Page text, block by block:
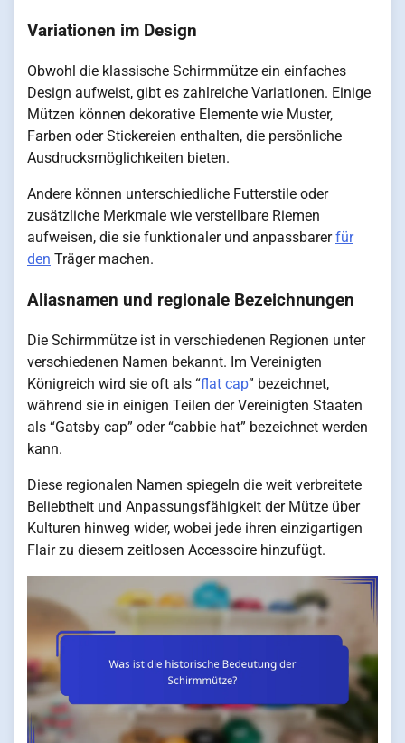
Variationen im Design
Obwohl die klassische Schirmmütze ein einfaches
Design aufweist, gibt es zahlreiche Variationen. Einige
Mützen können dekorative Elemente wie Muster,
Farben oder Stickereien enthalten, die persönliche
Ausdrucksmöglichkeiten bieten.
Andere können unterschiedliche Futterstile oder
zusätzliche Merkmale wie verstellbare Riemen
aufweisen, die sie funktionaler und anpassbarerfür
den Träger machen.
Aliasnamen und regionale Bezeichnungen
Die Schirmmütze ist in verschiedenen Regionen unter
verschiedenen Namen bekannt. Im Vereinigten
Königreich wird sie oft als “flat cap” bezeichnet,
während sie in einigen Teilen der Vereinigten Staaten
als “Gatsby cap” oder “cabbie hat” bezeichnet werden
kann.
Diese regionalen Namen spiegeln die weit verbreitete
Beliebtheit und Anpassungsfähigkeit der Mütze über
Kulturen hinweg wider, wobei jede ihren einzigartigen
Flair zu diesem zeitlosen Accessoire hinzufügt.